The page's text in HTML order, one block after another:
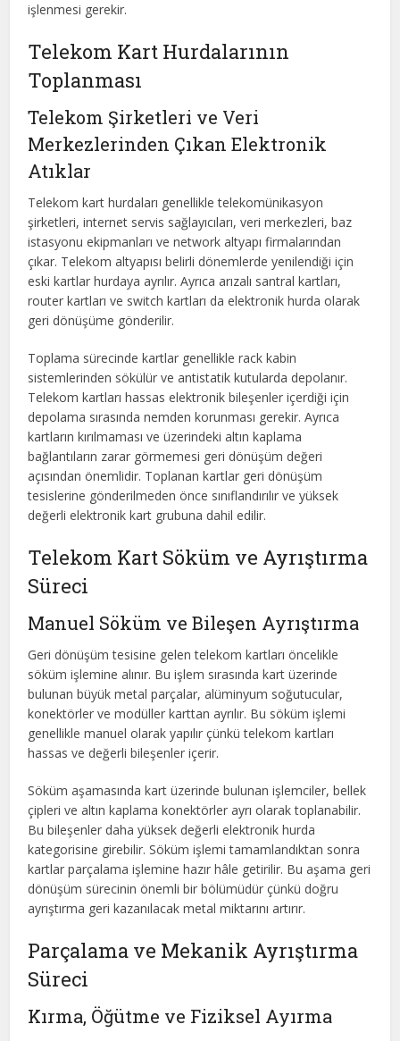
işlenmesi gerekir.
Telekom Kart Hurdalarının
Toplanması
Telekom Şirketleri ve Veri
Merkezlerinden Çıkan Elektronik
Atıklar
Telekom kart hurdaları genellikle telekomünikasyon
şirketleri, internet servis sağlayıcıları, veri merkezleri, baz
istasyonu ekipmanları ve network altyapı firmalarından
çıkar. Telekom altyapısı belirli dönemlerde yenilendiği için
eski kartlar hurdaya ayrılır. Ayrıca arızalı santral kartları,
router kartları ve switch kartları da elektronik hurda olarak
geri dönüşüme gönderilir.
Toplama sürecinde kartlar genellikle rack kabin
sistemlerinden sökülür ve antistatik kutularda depolanır.
Telekom kartları hassas elektronik bileşenler içerdiği için
depolama sırasında nemden korunması gerekir. Ayrıca
kartların kırılmaması ve üzerindeki altın kaplama
bağlantıların zarar görmemesi geri dönüşüm değeri
açısından önemlidir. Toplanan kartlar geri dönüşüm
tesislerine gönderilmeden önce sınıflandırılır ve yüksek
değerli elektronik kart grubuna dahil edilir.
Telekom Kart Söküm ve Ayrıştırma
Süreci
Manuel Söküm ve Bileşen Ayrıştırma
Geri dönüşüm tesisine gelen telekom kartları öncelikle
söküm işlemine alınır. Bu işlem sırasında kart üzerinde
bulunan büyük metal parçalar, alüminyum soğutucular,
konektörler ve modüller karttan ayrılır. Bu söküm işlemi
genellikle manuel olarak yapılır çünkü telekom kartları
hassas ve değerli bileşenler içerir.
Söküm aşamasında kart üzerinde bulunan işlemciler, bellek
çipleri ve altın kaplama konektörler ayrı olarak toplanabilir.
Bu bileşenler daha yüksek değerli elektronik hurda
kategorisine girebilir. Söküm işlemi tamamlandıktan sonra
kartlar parçalama işlemine hazır hâle getirilir. Bu aşama geri
dönüşüm sürecinin önemli bir bölümüdür çünkü doğru
ayrıştırma geri kazanılacak metal miktarını artırır.
Parçalama ve Mekanik Ayrıştırma
Süreci
Kırma, Öğütme ve Fiziksel Ayırma